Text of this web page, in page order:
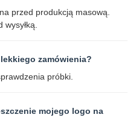
przed produkcją masową.
zamówienia?
próbki.
mojego logo na